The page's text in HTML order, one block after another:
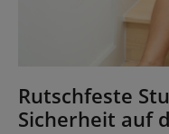
Rutschfeste
Sicherheit auf